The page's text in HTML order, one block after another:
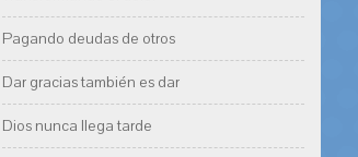
Pagando deudas de otros
Dar gracias también es dar
Dios nunca llega tarde